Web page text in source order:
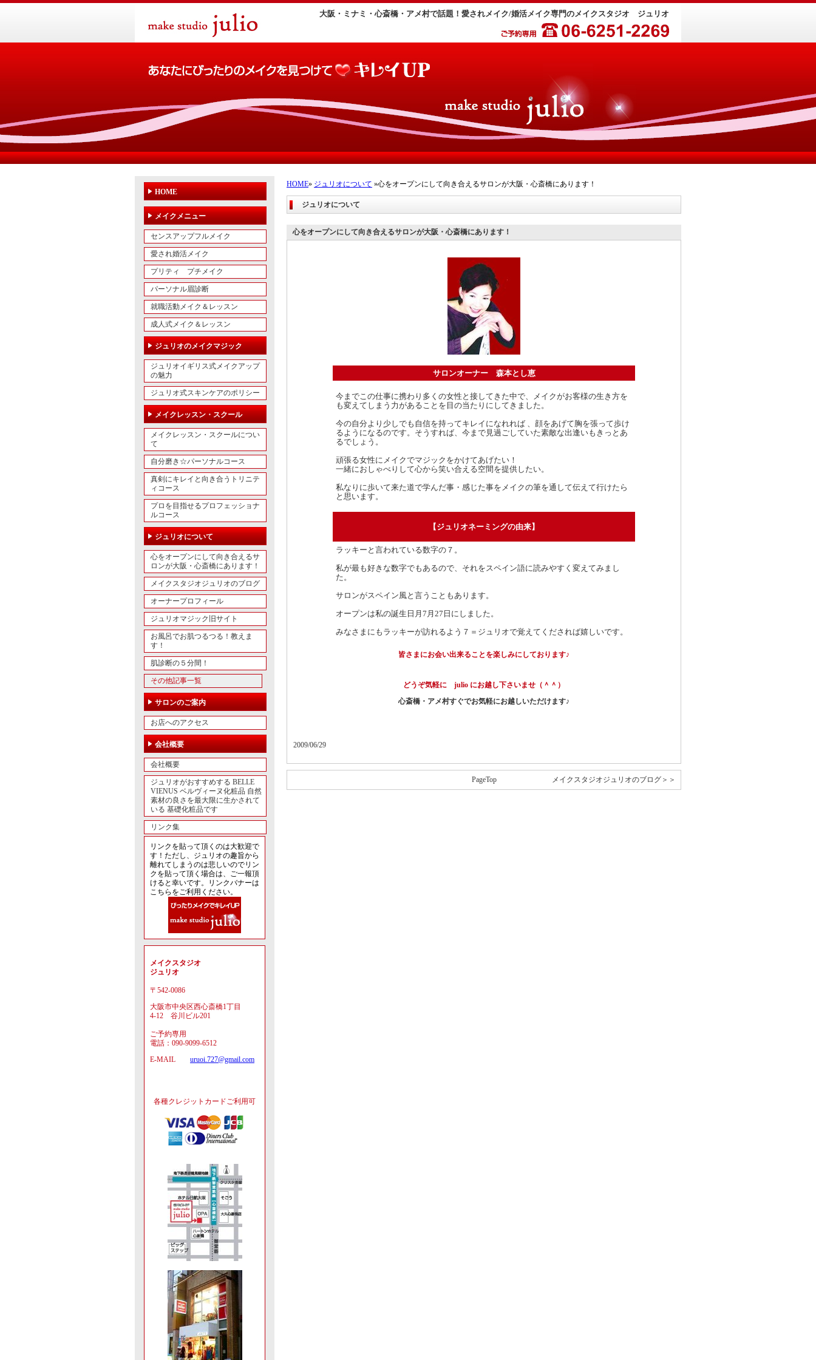
大阪・ミナミ・心斎橋・アメ村で話題！愛されメイク/婚活メイク専門のメイクスタジオ ジュリオ
HOME» ジュリオについて »心をオープンにして向き合えるサロンが大阪・心斎橋にあります！
ジュリオについて
心をオープンにして向き合えるサロンが大阪・心斎橋にあります！
サロンオーナー 森本とし恵
今までこの仕事に携わり多くの女性と接してきた中で、メイクがお客様の生き方を
も変えてしまう力があることを目の当たりにしてきました。
今の自分より少しでも自信を持ってキレイになれれば 、顔をあげて胸を張って歩け
るようになるのです。そうすれば、今まで見過ごしていた素敵な出逢いもきっとあ
るでしょう。
頑張る女性にメイクでマジックをかけてあげたい！
一緒におしゃべりして心から笑い合える空間を提供したい。
私なりに歩いて来た道で学んだ事・感じた事をメイクの筆を通して伝えて行けたら
と思います。
【ジュリオネーミングの由来】
ラッキーと言われている数字の７。
私が最も好きな数字でもあるので、それをスペイン語に読みやすく変えてみまし
た。
サロンがスペイン風と言うこともあります。
オープンは私の誕生日月7月27日にしました。
みなさまにもラッキーが訪れるよう７＝ジュリオで覚えてくだされば嬉しいです。
皆さまにお会い出来ることを楽しみにしております♪
どうぞ気軽に julio にお越し下さいませ（＾＾）
心斎橋・アメ村すぐでお気軽にお越しいただけます♪
2009/06/29
PageTop メイクスタジオジュリオのブログ＞＞
HOME
メイクメニュー
センスアップフルメイク
愛され婚活メイク
プリティ プチメイク
パーソナル眉診断
就職活動メイク＆レッスン
成人式メイク＆レッスン
ジュリオのメイクマジック
ジュリオイギリス式メイクアップ
の魅力
ジュリオ式スキンケアのポリシー
メイクレッスン・スクール
メイクレッスン・スクールについ
て
自分磨き☆パーソナルコース
真剣にキレイと向き合うトリニテ
ィコース
プロを目指せるプロフェッショナ
ルコース
ジュリオについて
心をオープンにして向き合えるサ
ロンが大阪・心斎橋にあります！
メイクスタジオジュリオのブログ
オーナープロフィール
ジュリオマジック旧サイト
お風呂でお肌つるつる！教えま
す！
肌診断の５分間！
その他記事一覧
サロンのご案内
お店へのアクセス
会社概要
会社概要
ジュリオがおすすめする BELLE
VIENUS ベルヴィーヌ化粧品 自然
素材の良さを最大限に生かされて
いる 基礎化粧品です
リンク集
リンクを貼って頂くのは大歓迎で
す！ただし、ジュリオの趣旨から
離れてしまうのは悲しいのでリン
クを貼って頂く場合は、ご一報頂
けると幸いです。リンクバナーは
こちらをご利用ください。
メイクスタジオ
ジュリオ
〒542-0086
大阪市中央区西心斎橋1丁目
4-12 谷川ビル201
ご予約専用
電話：090-9099-6512
E-MAIL uruoi.727@gmail.com
各種クレジットカードご利用可